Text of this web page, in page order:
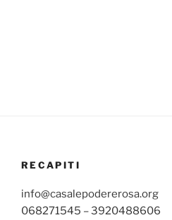
RECAPITI
info@casalepodererosa.org
068271545 – 3920488606